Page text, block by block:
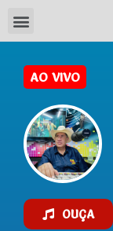
AO VIVO
OUÇA